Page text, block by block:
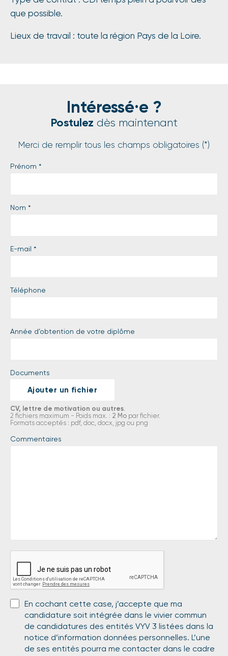
que possible.
Lieux de travail : toute la région Pays de la Loire.
Intéressé·e ?
Postulez dès maintenant
Merci de remplir tous les champs obligatoires (*)
Prénom *
Nom *
E-mail *
Téléphone
Année d’obtention de votre diplôme
Documents
Ajouter un fichier
CV, lettre de motivation ou autres.
2 fichiers maximum - Poids max. : 2 Mo par fichier.
Formats acceptés : pdf, doc, docx, jpg ou png
Commentaires
En cochant cette case, j’accepte que ma
candidature soit intégrée dans le vivier commun
de candidatures des entités VYV 3 listées dans la
notice d’information données personnelles. L’une
de ses entités pourra me contacter dans le cadre